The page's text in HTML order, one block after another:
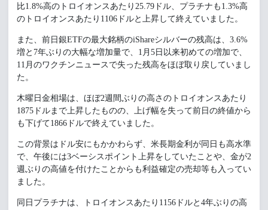
比1.8%高のトロイオンスあたり25.79ドル、プラチナも1.3%高
のトロイオンスあたり1106ドルと上昇して終えていました。
また、前日銀ETFの最大銘柄のiShareシルバーの残高は、3.6%
増と7年ぶりの大幅な増加量で、1月5日以来初めての増加で、
11月のワクチンニュースで失った残高をほぼ取り戻していまし
た。
木曜日金相場は、ほぼ2週間ぶりの高さのトロイオンスあたり
1875ドルまで上昇したものの、上げ幅を失って前日の終値から
も下げて1866ドルで終えていました。
この背景はドル安にもかかわらず、米長期金利が同日も高水準
で、午後には3ベーシスポイント上昇をしていたことや、金が2
週ぶりの高値を付けたことからも利益確定の売却等も入ってい
ました。
同日プラチナは、トロイオンスあたり1156ドルと4年ぶりの高